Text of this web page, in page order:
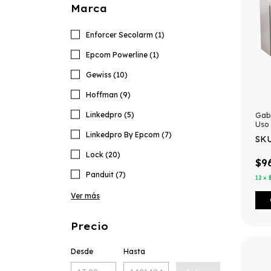
Marca
Enforcer Secolarm (1)
Epcom Powerline (1)
Gewiss (10)
Hoffman (9)
Linkedpro (5)
Linkedpro By Epcom (7)
Lock (20)
Panduit (7)
Ver más
Precio
Desde Hasta
T).
12 x